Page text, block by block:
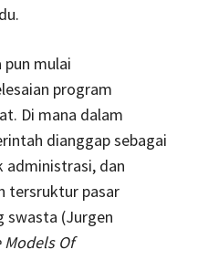
mulai
program
Di mana dalam
dianggap sebagai
administrasi, dan
tersruktur pasar
swasta (Jurgen
Of